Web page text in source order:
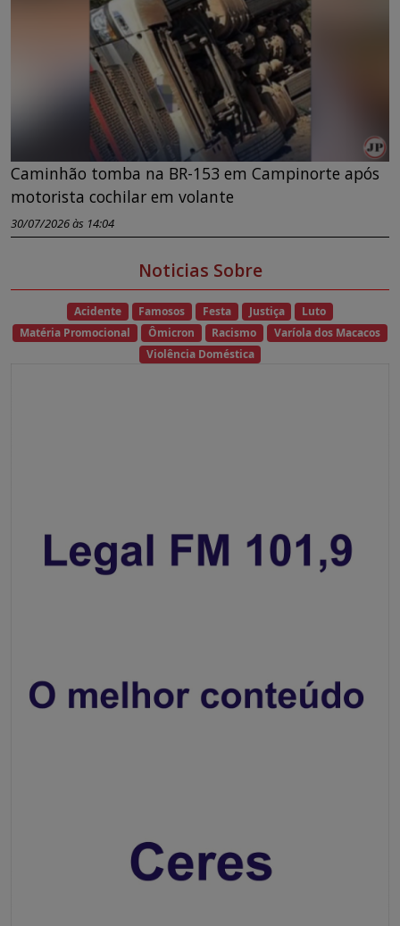
Caminhão tomba na BR-153 em Campinorte após
motorista cochilar em volante
30/07/2026 às 14:04
Noticias Sobre
Acidente Famosos Festa Justiça
Luto
Matéria Promocional
Ômicron Racismo
Varíola dos Macacos
Violência Doméstica